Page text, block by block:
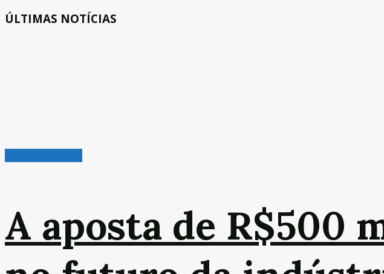
ÚLTIMAS NOTÍCIAS
A aposta de R$500